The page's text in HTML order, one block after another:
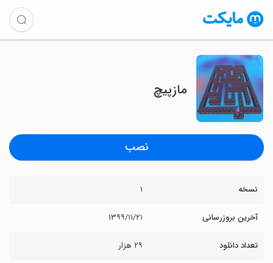
مازپیچ
نصب
نسخه ۱
آخرین بروزرسانی ۱۳۹۹/۱۱/۲۱
تعداد دانلود ۲۹ هزار